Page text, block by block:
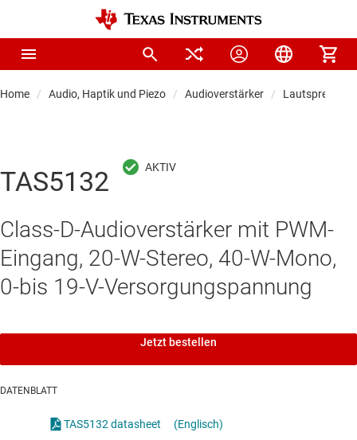
Home Audio, Haptik und Piezo Audioverstärker Lautsprecher-
TAS5132
Class-D-Audioverstärker mit PWM-
Eingang, 20-W-Stereo, 40-W-Mono,
0-bis 19-V-Versorgungspannung
Jetzt bestellen
DATENBLATT
TAS5132 datasheet (Englisch)